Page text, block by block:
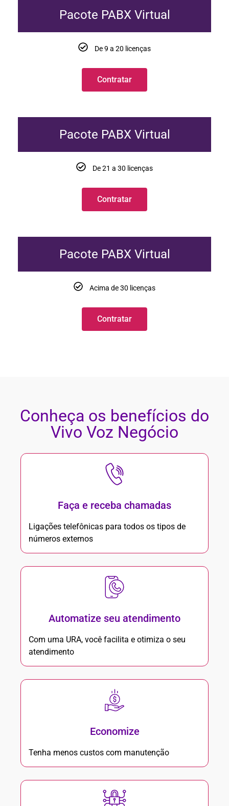
Pacote PABX Virtual
De 9 a 20 licenças
Contratar
Pacote PABX Virtual
De 21 a 30 licenças
Contratar
Pacote PABX Virtual
Acima de 30 licenças
Contratar
Conheça os benefícios do
Vivo Voz Negócio
Faça e receba chamadas
Ligações telefônicas para todos os tipos de
números externos
Automatize seu atendimento
Com uma URA, você facilita e otimiza o seu
atendimento
Economize
Tenha menos custos com manutenção